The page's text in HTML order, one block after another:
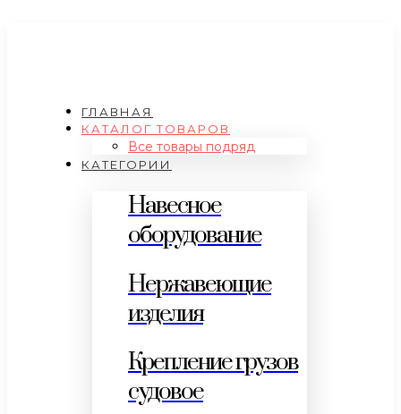
ГЛАВНАЯ
КАТАЛОГ ТОВАРОВ
Все товары подряд
КАТЕГОРИИ
Навесное
оборудование
Нержавеющие
изделия
Крепление грузов
судовое